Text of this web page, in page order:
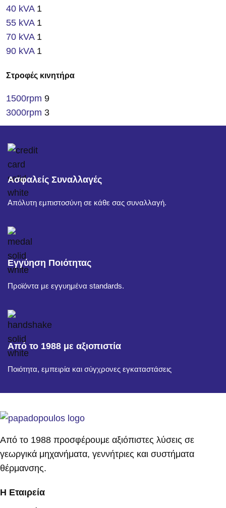
40 kVA 1
55 kVA 1
70 kVA 1
90 kVA 1
Στροφές κινητήρα
1500rpm 9
3000rpm 3
Ασφαλείς Συναλλαγές
Απόλυτη εμπιστοσύνη σε κάθε σας συναλλαγή.
Εγγύηση Ποιότητας
Προϊόντα με εγγυημένα standards.
Από το 1988 με αξιοπιστία
Ποιότητα, εμπειρία και σύγχρονες εγκαταστάσεις
Από το 1988 προσφέρουμε αξιόπιστες λύσεις σε
γεωργικά μηχανήματα, γεννήτριες και συστήματα
θέρμανσης.
Η Εταιρεία